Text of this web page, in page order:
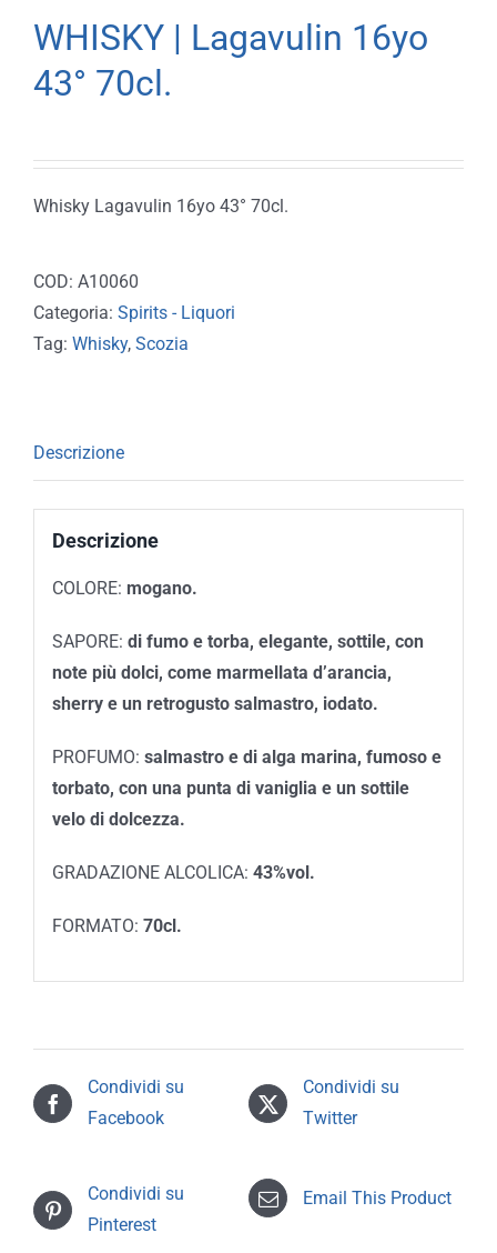
WHISKY | Lagavulin 16yo
43° 70cl.
Whisky Lagavulin 16yo 43° 70cl.
COD: A10060
Categoria: Spirits - Liquori
Tag: Whisky, Scozia
Descrizione
Descrizione
COLORE: mogano.
SAPORE: di fumo e torba, elegante, sottile, con
note più dolci, come marmellata d’arancia,
sherry e un retrogusto salmastro, iodato.
PROFUMO: salmastro e di alga marina, fumoso e
torbato, con una punta di vaniglia e un sottile
velo di dolcezza.
GRADAZIONE ALCOLICA: 43%vol.
FORMATO: 70cl.
Condividi su
Facebook
Condividi su
Twitter
Condividi su
Pinterest
Email This Product